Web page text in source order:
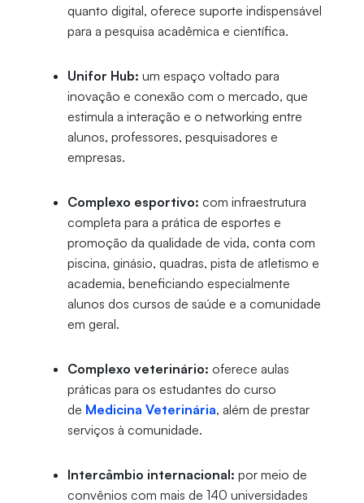
quanto digital, oferece suporte indispensável
para a pesquisa acadêmica e científica.
Unifor Hub: um espaço voltado para
inovação e conexão com o mercado, que
estimula a interação e o networking entre
alunos, professores, pesquisadores e
empresas.
Complexo esportivo: com infraestrutura
completa para a prática de esportes e
promoção da qualidade de vida, conta com
piscina, ginásio, quadras, pista de atletismo e
academia, beneficiando especialmente
alunos dos cursos de saúde e a comunidade
em geral.
Complexo veterinário: oferece aulas
práticas para os estudantes do curso
de Medicina Veterinária, além de prestar
serviços à comunidade.
Intercâmbio internacional: por meio de
convênios com mais de 140 universidades